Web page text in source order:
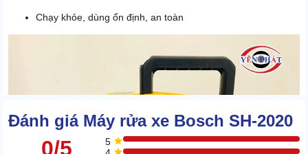
Chạy khỏe, dùng ổn định, an toàn
Đánh giá Máy rửa xe Bosch SH-2020
0/5
5